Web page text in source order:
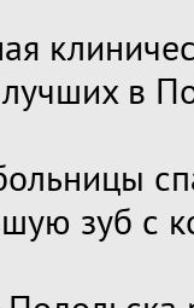
в
зуб с